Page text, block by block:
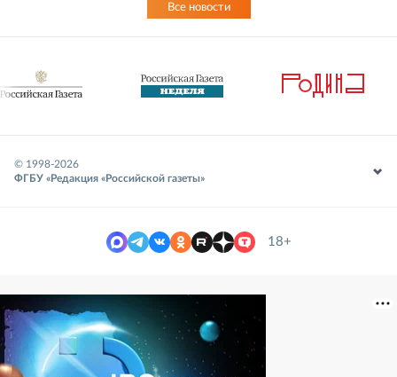
Все новости
© 1998-2026
ФГБУ «Редакция «Российской газеты»
18+